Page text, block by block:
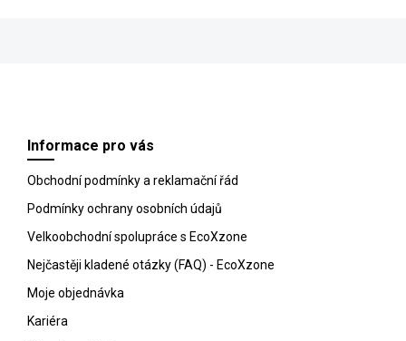
Informace pro vás
Obchodní podmínky a reklamační řád
Podmínky ochrany osobních údajů
Velkoobchodní spolupráce s EcoXzone
Nejčastěji kladené otázky (FAQ) - EcoXzone
Moje objednávka
Kariéra